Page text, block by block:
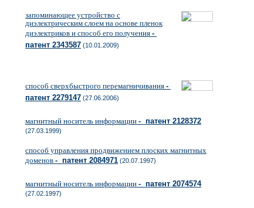
запоминающее устройство с
диэлектрическим слоем на основе пленок
диэлектриков и способ его получения -
патент 2343587 (10.01.2009)
способ сверхбыстрого перемагничивания -
патент 2279147 (27.06.2006)
магнитный носитель информации - патент 2128372
(27.03.1999)
способ управления продвижением плоских магнитных
доменов - патент 2084971 (20.07.1997)
магнитный носитель информации - патент 2074574
(27.02.1997)